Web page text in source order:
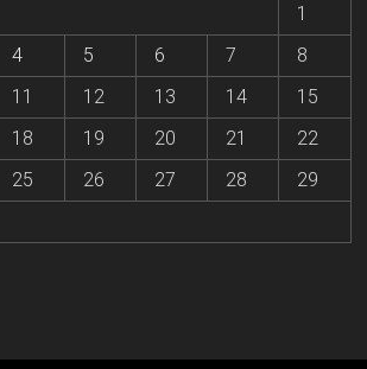
1
4 5 6 7
8
11 12 13 14
15
18 19 20 21
22
25 26 27 28
29